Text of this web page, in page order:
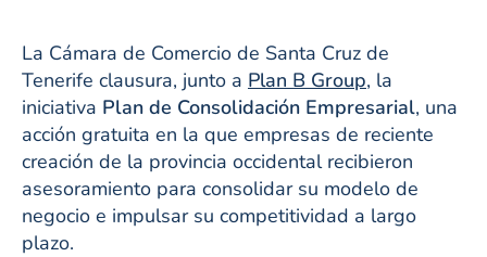
La Cámara de Comercio de Santa Cruz de
Tenerife clausura, junto a Plan B Group, la
iniciativa Plan de Consolidación Empresarial, una
acción gratuita en la que empresas de reciente
creación de la provincia occidental recibieron
asesoramiento para consolidar su modelo de
negocio e impulsar su competitividad a largo
plazo.